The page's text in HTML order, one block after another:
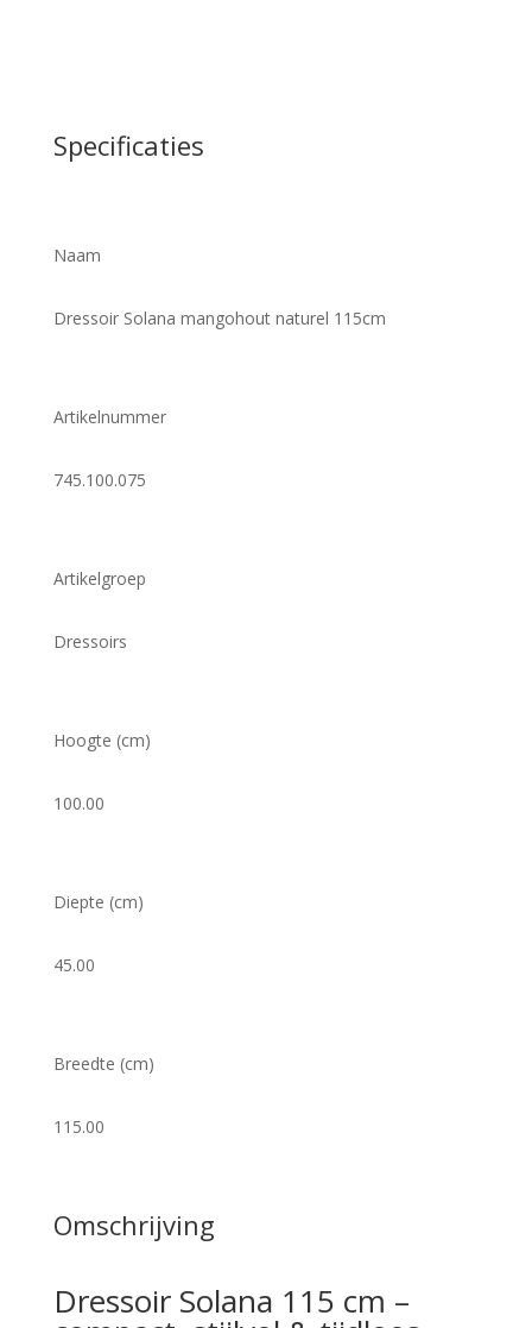
Specificaties
Naam
Dressoir Solana mangohout naturel 115cm
Artikelnummer
745.100.075
Artikelgroep
Dressoirs
Hoogte (cm)
100.00
Diepte (cm)
45.00
Breedte (cm)
115.00
Omschrijving
Dressoir Solana 115 cm –